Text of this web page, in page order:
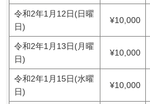
令和2年1月12日(日曜
日)
¥10,000
令和2年1月13日(月曜
日)
¥10,000
令和2年1月15日(水曜
日)
¥10,000